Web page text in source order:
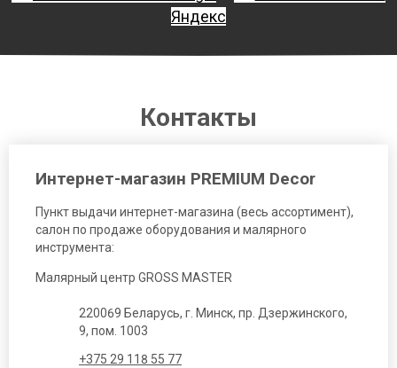
Яндекс
Контакты
Интернет-магазин PREMIUM Decor
Пункт выдачи интернет-магазина (весь ассортимент),
салон по продаже оборудования и малярного
инструмента:
Малярный центр GROSS MASTER
220069 Беларусь, г. Минск, пр. Дзержинского,
9, пом. 1003
+375 29 118 55 77